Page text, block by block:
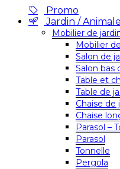
Promo
Jardin /
Mobilier de
Mobilier
Salon de
Salon bas
Table et
Table de
Chaise de
Chaise
Parasol –
Parasol
Tonnelle
Pergola